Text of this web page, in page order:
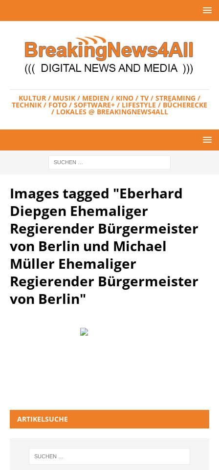
KULTUR / MUSIK / MEDIEN / KINO / TV / STREAMING /
TECHNIK / FOTO / SOFTWARE+ / LIFESTYLE / BÜCHERECKE
/ LOKALES @ BREAKINGNEWS4ALL
Images tagged "Eberhard
Diepgen Ehemaliger
Regierender Bürgermeister
von Berlin und Michael
Müller Ehemaliger
Regierender Bürgermeister
von Berlin"
ARTIKELSUCHE